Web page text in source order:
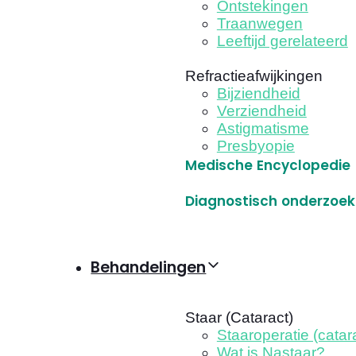
Ontstekingen
Traanwegen
Leeftijd gerelateerd
Refractieafwijkingen
Bijziendheid
Verziendheid
Astigmatisme
Presbyopie
Medische Encyclopedie
Diagnostisch onderzoek
Behandelingen
Staar (Cataract)
Staaroperatie
Wat is Nastaar?